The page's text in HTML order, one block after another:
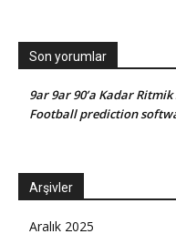
Son yorumlar
9ar 9ar 90’a Kadar
Football prediction
Arşivler
Aralık 2025